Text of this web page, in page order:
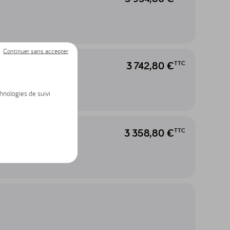
3 742,80 €TTC
3 358,80 €TTC
de suivi
Continuer sans accepter